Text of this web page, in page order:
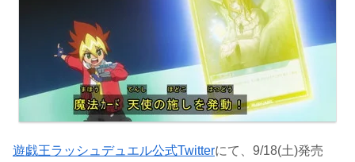
遊戯王ラッシュデュエル公式Twitterにて、9/18(土)発売